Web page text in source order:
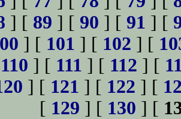
] [ 89 ] [ 90 ] [ 91 ] [
] [ 101 ] [ 102 ] [
110 ] [ 111 ] [ 112 ] [
] [ 121 ] [ 122 ] [
[ 129 ] [ 130 ] [